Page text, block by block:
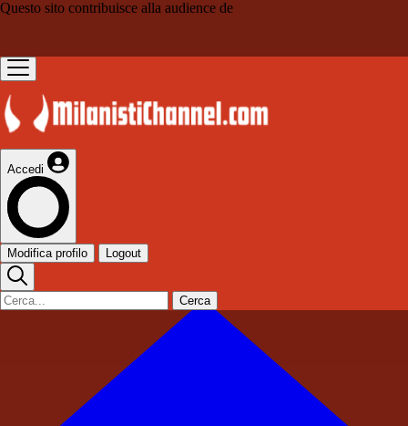
Questo sito contribuisce alla audience de
Accedi
Modifica profilo Logout
Cerca